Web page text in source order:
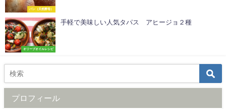
パン（天然酵母）
オリーブオイルレシピ
手軽で美味しい人気タパス アヒージョ２種
プロフィール